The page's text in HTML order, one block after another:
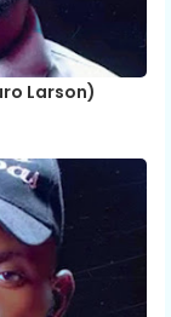
Larson)